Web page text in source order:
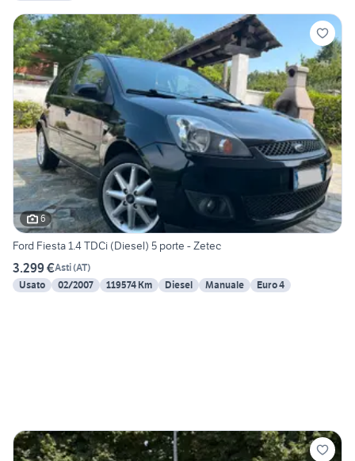
6
Ford Fiesta 1.4 TDCi (Diesel) 5 porte - Zetec
3.299 €Asti(AT)
Usato
02/2007 119574 Km Diesel Manuale Euro 4